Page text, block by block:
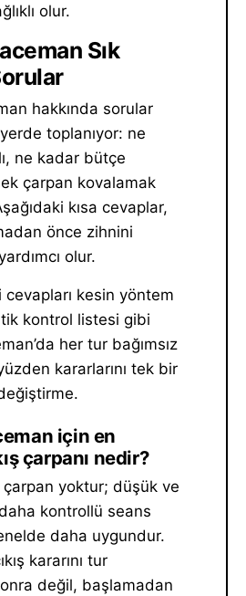
olur.
Sık
hakkında sorular
toplanıyor: ne
ne kadar bütçe
çarpan kovalamak
kısa cevaplar,
önce zihnini
olur.
kesin yöntem
kontrol listesi gibi
her tur bağımsız
kararlarını tek bir
için en
çarpanı nedir?
yoktur; düşük ve
kontrollü seans
daha uygundur.
kararını tur
değil, başlamadan